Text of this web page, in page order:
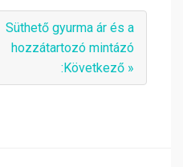
Süthető gyurma ár és a
hozzátartozó mintázó
:Következő »